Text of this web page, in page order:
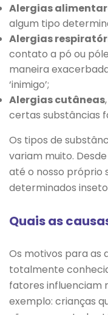
Alergias
algum tipo
Alergias
contato a pó ou
maneira
‘inimigo’;
Alergias cutâneas
certas substâncias
Os tipos de
variam muito.
até o nosso próprio
determinados
Quais as
Os motivos para as
totalmente
fatores influenciam
exemplo: crianças